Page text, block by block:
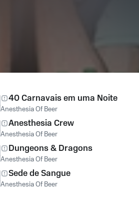
40 Carnavais em uma Noite
Anesthesia Of Beer
Anesthesia Crew
Anesthesia Of Beer
Dungeons & Dragons
Anesthesia Of Beer
Sede de Sangue
Anesthesia Of Beer